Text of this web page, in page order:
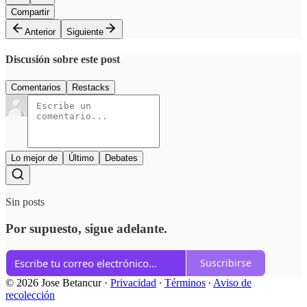
Compartir
Anterior
Siguiente
Discusión sobre este post
Comentarios Restacks
Lo mejor de Último Debates
Sin posts
Por supuesto, sigue adelante.
Suscribirse
© 2026 Jose Betancur· Privacidad ∙ Términos ∙ Aviso de
recolección